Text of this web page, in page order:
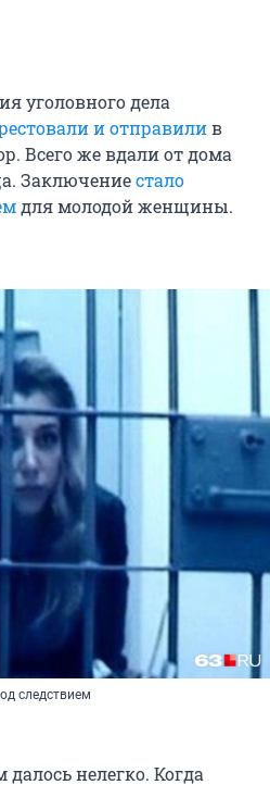
уголовного дела
и отправилив
Всего же вдали от дома
Заключениестало
для молодой женщины.
следствием
нелегко. Когда